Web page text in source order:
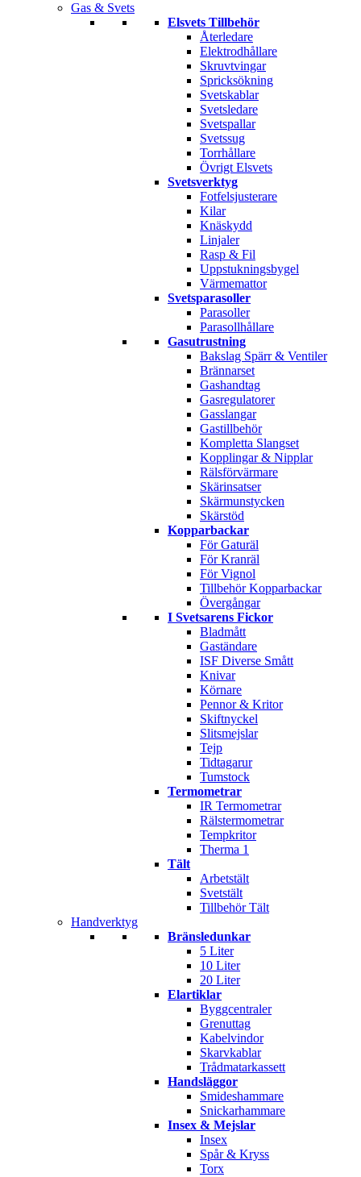
Gas & Svets
Elsvets Tillbehör
Återledare
Elektrodhållare
Skruvtvingar
Spricksökning
Svetskablar
Svetsledare
Svetspallar
Svetssug
Torrhållare
Övrigt Elsvets
Svetsverktyg
Fotfelsjusterare
Kilar
Knäskydd
Linjaler
Rasp & Fil
Uppstukningsbygel
Värmemattor
Svetsparasoller
Parasoller
Parasollhållare
Gasutrustning
Bakslag Spärr & Ventiler
Brännarset
Gashandtag
Gasregulatorer
Gasslangar
Gastillbehör
Kompletta Slangset
Kopplingar & Nipplar
Rälsförvärmare
Skärinsatser
Skärmunstycken
Skärstöd
Kopparbackar
För Gaturäl
För Kranräl
För Vignol
Tillbehör Kopparbackar
Övergångar
I Svetsarens Fickor
Bladmått
Gaständare
ISF Diverse Smått
Knivar
Körnare
Pennor & Kritor
Skiftnyckel
Slitsmejslar
Tejp
Tidtagarur
Tumstock
Termometrar
IR Termometrar
Rälstermometrar
Tempkritor
Therma 1
Tält
Arbetstält
Svetstält
Tillbehör Tält
Handverktyg
Bränsledunkar
5 Liter
10 Liter
20 Liter
Elartiklar
Byggcentraler
Grenuttag
Kabelvindor
Skarvkablar
Trådmatarkassett
Handsläggor
Smideshammare
Snickarhammare
Insex & Mejslar
Insex
Spår & Kryss
Torx